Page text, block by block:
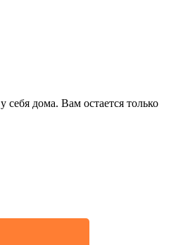
дома. Вам остается только